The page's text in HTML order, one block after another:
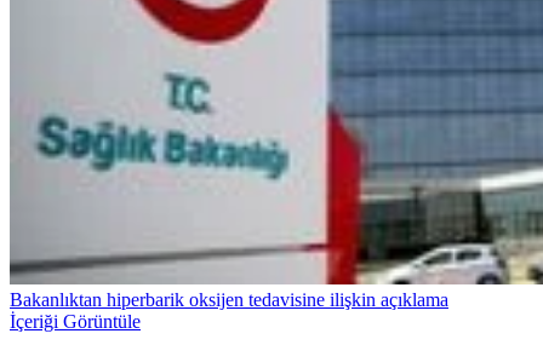
Bakanlıktan hiperbarik oksijen tedavisine ilişkin açıklama
İçeriği Görüntüle